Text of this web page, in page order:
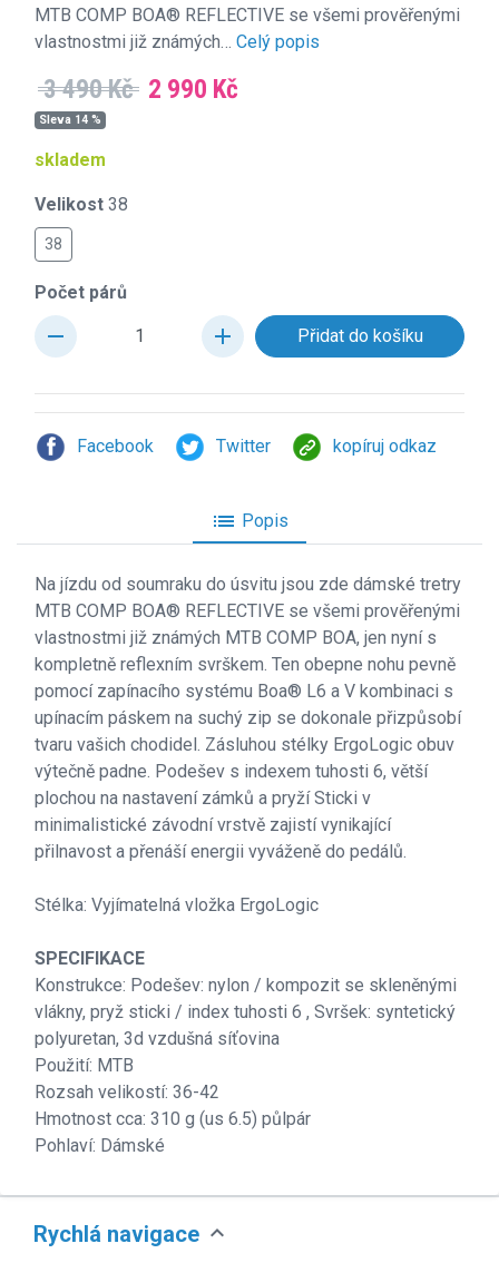
MTB COMP BOA® REFLECTIVE se všemi prověřenými
vlastnostmi již známých… Celý popis
3 490 Kč 2 990 Kč
Sleva 14 %
skladem
Velikost 38
38
Počet párů
remove add
Facebook Twitter kopíruj odkaz
list Popis
Na jízdu od soumraku do úsvitu jsou zde dámské tretry
MTB COMP BOA® REFLECTIVE se všemi prověřenými
vlastnostmi již známých MTB COMP BOA, jen nyní s
kompletně reflexním svrškem. Ten obepne nohu pevně
pomocí zapínacího systému Boa® L6 a V kombinaci s
upínacím páskem na suchý zip se dokonale přizpůsobí
tvaru vašich chodidel. Zásluhou stélky ErgoLogic obuv
výtečně padne. Podešev s indexem tuhosti 6, větší
plochou na nastavení zámků a pryží Sticki v
minimalistické závodní vrstvě zajistí vynikající
přilnavost a přenáší energii vyváženě do pedálů.
Stélka: Vyjímatelná vložka ErgoLogic
SPECIFIKACE
Konstrukce: Podešev: nylon / kompozit se skleněnými
vlákny, pryž sticki / index tuhosti 6 , Svršek: syntetický
polyuretan, 3d vzdušná síťovina
Použití: MTB
Rozsah velikostí: 36-42
Hmotnost cca: 310 g (us 6.5) půlpár
Pohlaví: Dámské
Rychlá navigace expand_more